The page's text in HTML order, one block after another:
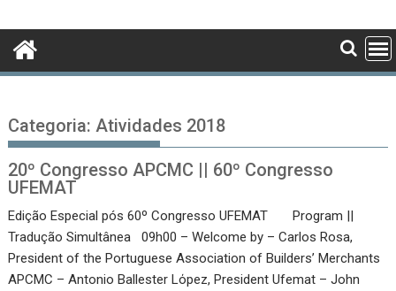
Categoria: Atividades 2018
20º Congresso APCMC || 60º Congresso
UFEMAT
Edição Especial pós 60º Congresso UFEMAT Program ||
Tradução Simultânea 09h00 – Welcome by – Carlos Rosa,
President of the Portuguese Association of Builders’ Merchants
APCMC – Antonio Ballester Lόpez, President Ufemat – John